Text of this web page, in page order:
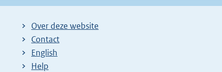
Over deze website
Contact
English
Help